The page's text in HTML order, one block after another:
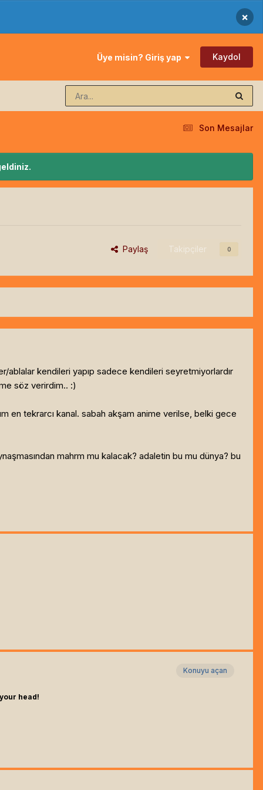
×
Üye misin? Giriş yap Kaydol
Son Mesajlar
Paylaş Takipçiler 0
kendileri yapıp sadece kendileri seyretmiyorlardır
söz verirdim.. :)
en tekrarcı kanal. sabah akşam anime verilse, belki gece
mahrm mu kalacak? adaletin bu mu dünya? bu
Konuyu açan
head!